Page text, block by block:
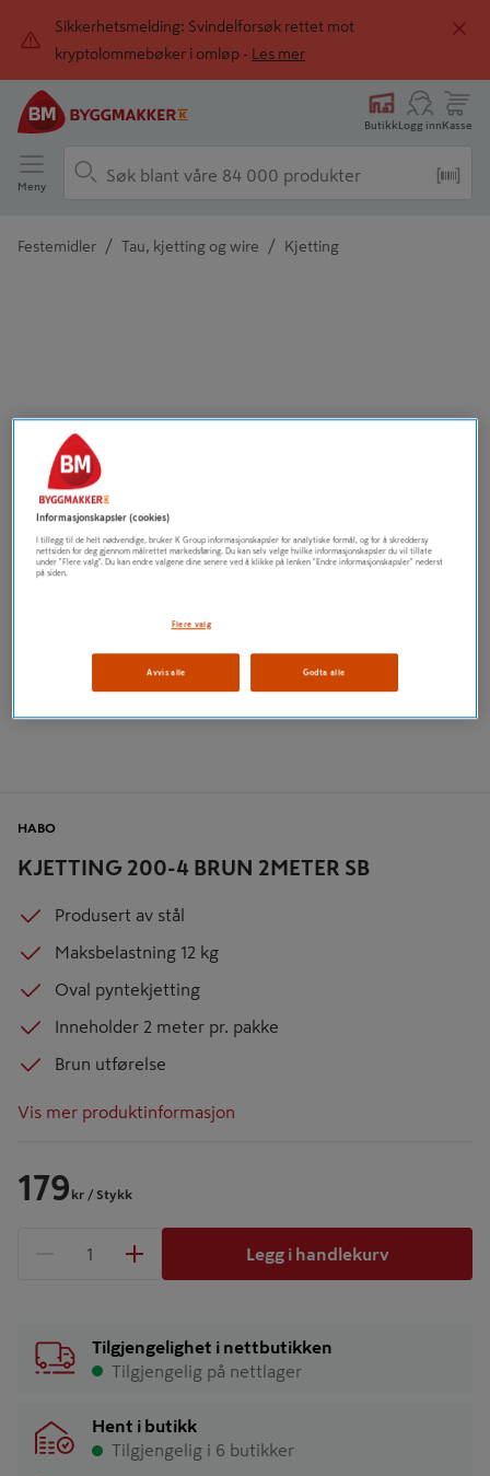
Sikkerhetsmelding: Svindelforsøk rettet mot
kryptolommebøker i omløp -
Les mer
ButikkLogg innKasse
Meny
Festemidler / Tau, kjetting og wire / Kjetting
KJETTING 200-4 BRUN 2METER SB
HABO
Produsert av stål
Maksbelastning 12 kg
Oval pyntekjetting
Inneholder 2 meter pr. pakke
Brun utførelse
Vis mer produktinformasjon
179 kr / Stykk
1 produkter
Legg i handlekurv
Tilgjengelighet i nettbutikken
Tilgjengelig på nettlager
Hent i butikk
Tilgjengelig i 6 butikker
Informasjonskapsler (cookies)
I tillegg til de helt nødvendige, bruker K Group informasjonskapsler for analytiske formål, og for å skreddersy
nettsiden for deg gjennom målrettet markedsføring. Du kan selv velge hvilke informasjonskapsler du vil tillate
under "Flere valg". Du kan endre valgene dine senere ved å klikke på lenken "Endre informasjonskapsler" nederst
på siden.
Flere valg
Avvis alle Godta alle